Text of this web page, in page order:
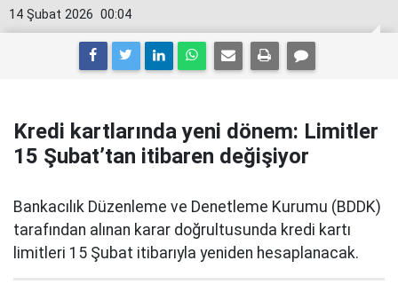
00:04
14 Şubat 2026
Kredi kartlarında yeni dönem: Limitler
15 Şubat’tan itibaren değişiyor
Bankacılık Düzenleme ve Denetleme Kurumu (BDDK)
tarafından alınan karar doğrultusunda kredi kartı
limitleri 15 Şubat itibarıyla yeniden hesaplanacak.